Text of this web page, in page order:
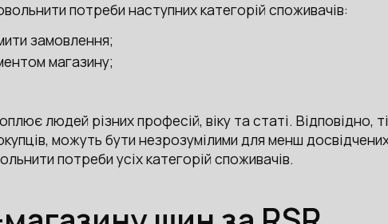
потреби наступних категорій споживачів:
замовлення;
магазину;
людей різних професій, віку та статі. Відповідно, ті
можуть бути незрозумілими для менш
потреби усіх категорій споживачів.